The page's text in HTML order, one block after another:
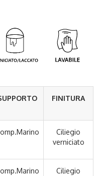
FINITURA
Ciliegio
verniciato
Ciliegio